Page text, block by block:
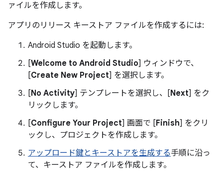
ァイルを作成します。
アプリのリリース キーストア ファイルを作成するには:
Android Studio を起動します。
[Welcome to Android Studio] ウィンドウで、
[Create New Project] を選択します。
[No Activity] テンプレートを選択し、[Next] をク
リックします。
[Configure Your Project] 画面で [Finish] をクリ
ックし、プロジェクトを作成します。
アップロード鍵とキーストアを生成する手順に沿っ
て、キーストア ファイルを作成します。